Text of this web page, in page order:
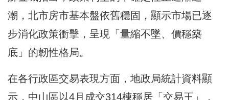
潮，北市房市基本盤依舊穩固，顯示市場已逐
步消化政策衝擊，呈現「量縮不墜、價穩築
底」的韌性格局。
在各行政區交易表現方面，地政局統計資料顯
示，中山區以4月成交314棟穩居「交易王」，